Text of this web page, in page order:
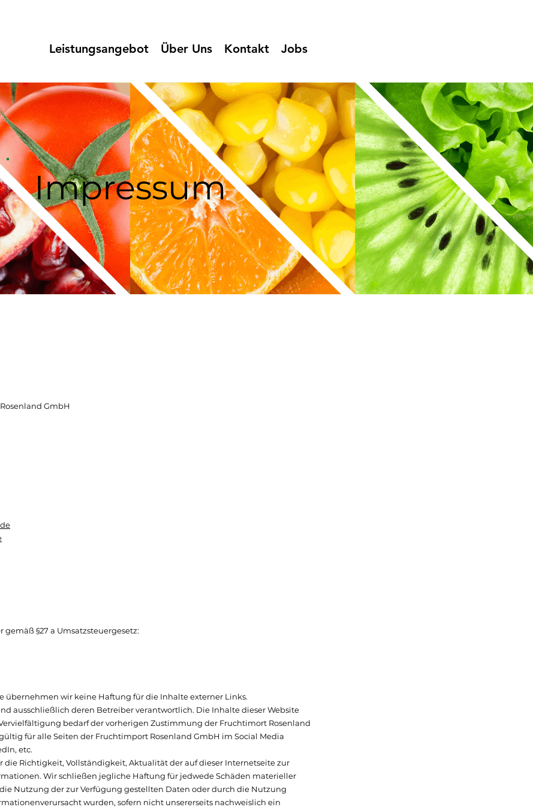
Leistungsangebot Über Uns Kontakt Jobs
Impressum
GmbH
§27 a Umsatzsteuergesetz:
übernehmen wir keine Haftung für die Inhalte externer Links.
ausschließlich deren Betreiber verantwortlich. Die Inhalte dieser Website
bedarf der vorherigen Zustimmung der Fruchtimort Rosenland
für alle Seiten der Fruchtimport Rosenland GmbH im Social Media
etc.
Richtigkeit, Vollständigkeit, Aktualität der auf dieser Internetseite zur
Wir schließen jegliche Haftung für jedwede Schäden materieller
Nutzung der zur Verfügung gestellten Daten oder durch die Nutzung
wurden, sofern nicht unsererseits nachweislich ein